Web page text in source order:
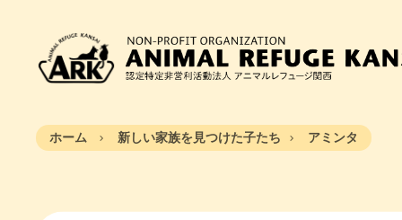
ホーム 新しい家族を見つけた子たち アミンタ